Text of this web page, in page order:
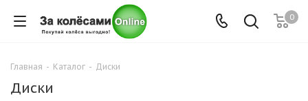
0
Главная - Каталог - Диски
Диски